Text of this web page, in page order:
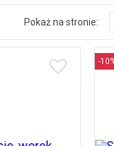
Pokaż na stronie:
-